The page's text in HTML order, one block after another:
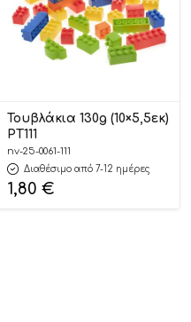
Τουβλάκια 130g (10×5,5εκ)
ΡΤ111
nv-25-0061-111
Διαθέσιμο από 7-12 ημέρες
1,80 €